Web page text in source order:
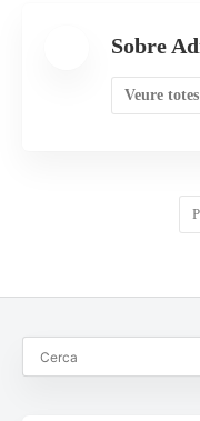
Sobre
Veure